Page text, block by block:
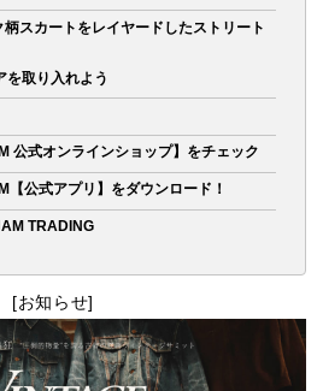
スカートをレイヤードしたストリート
を取り入れよう
公式オンラインショップ】をチェック
【公式アプリ】をダウンロード！
TRADING
[お知らせ]